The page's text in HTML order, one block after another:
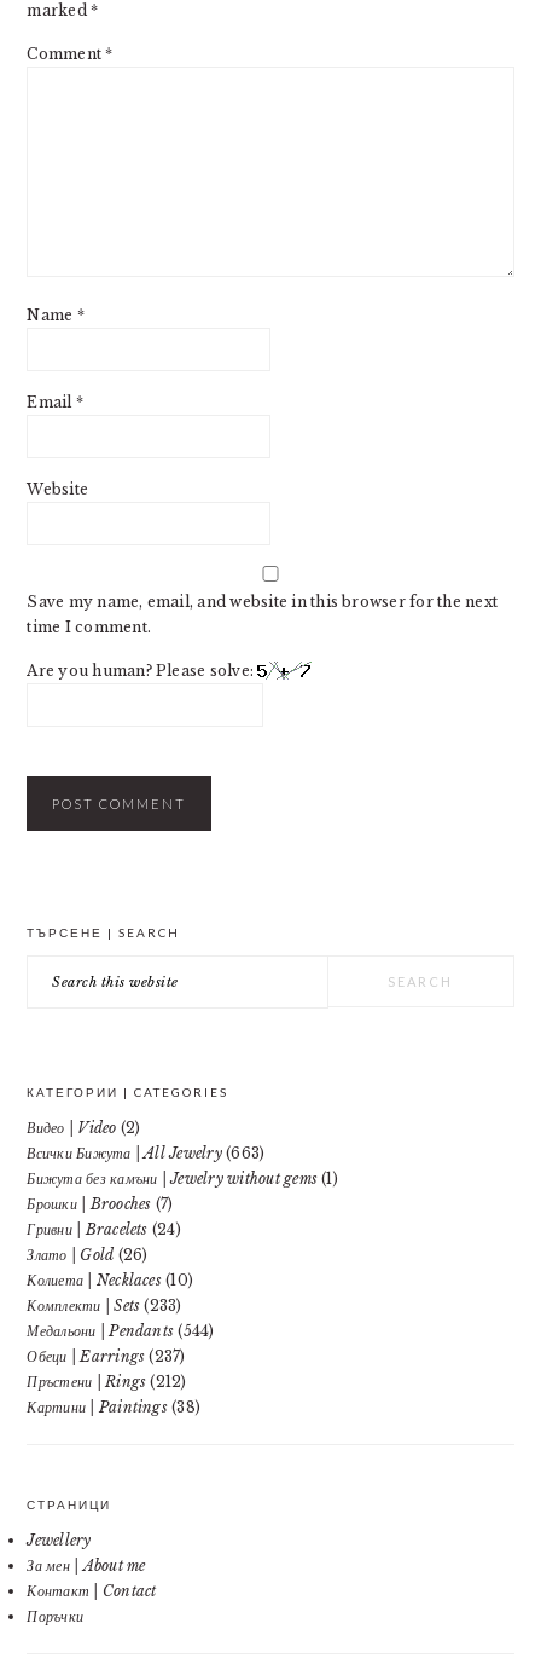
marked*
Comment*
Name *
Email *
Website
Save my name, email, and website in this browser for the next
time I comment.
Are you human? Please solve:
ТЪРСЕНЕ | SEARCH
this
КАТЕГОРИИ | CATEGORIES
Видео | Video (2)
Всички Бижута | All Jewelry(663)
Бижута без камъни | Jewelry without gems (1)
Брошки | Brooches (7)
Гривни | Bracelets (24)
Злато | Gold (26)
Колиета | Necklaces(10)
Комплекти | Sets (233)
Медальони | Pendants (544)
Обеци | Earrings (237)
Пръстени | Rings (212)
Картини | Paintings(38)
СТРАНИЦИ
Jewellery
За мен | About me
Контакт | Contact
Поръчки